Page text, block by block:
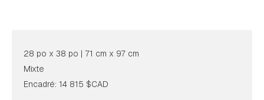
28 po x 38 po | 71 cm x 97 cm
Mixte
Encadré: 14 815 $CAD